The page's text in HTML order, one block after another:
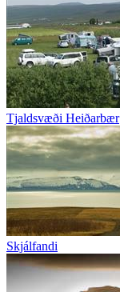
Tjaldsvæði Heiðarbær
Skjálfandi